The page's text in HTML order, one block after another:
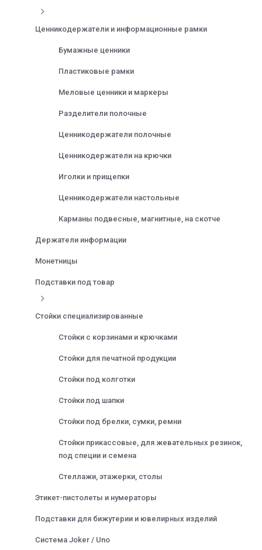
Ценникодержатели и информационные рамки
Бумажные ценники
Пластиковые рамки
Меловые ценники и маркеры
Разделители полочные
Ценникодержатели полочные
Ценникодержатели на крючки
Иголки и прищепки
Ценникодержатели настольные
Карманы подвесные, магнитные, на скотче
Держатели информации
Монетницы
Подставки под товар
Стойки специализированные
Стойки с корзинами и крючками
Стойки для печатной продукции
Стойки под колготки
Стойки под шапки
Стойки под брелки, сумки, ремни
Стойки прикассовые, для жевательных резинок,
под специи и семена
Стеллажи, этажерки, столы
Этикет-пистолеты и нумераторы
Подставки для бижутерии и ювелирных изделий
Система Joker / Uno